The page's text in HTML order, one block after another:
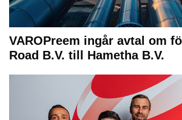
VAROPreem ingår avtal om
Road B.V. till Hametha B.V.